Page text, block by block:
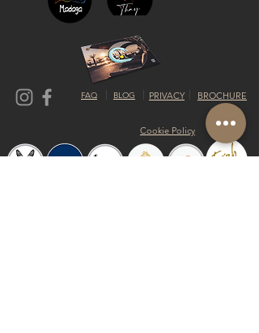
FAQ BLOG PRIVACY BROCHURE
Cookie Policy